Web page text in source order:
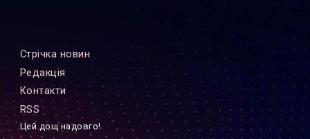
Стрiчка новин
Редакцiя
Контакти
RSS
Цей дощ надовго!